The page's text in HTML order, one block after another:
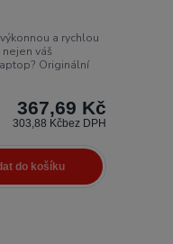
a rychlou
váš
Originální
367,69 Kč
303,88 Kčbez DPH
do košíku